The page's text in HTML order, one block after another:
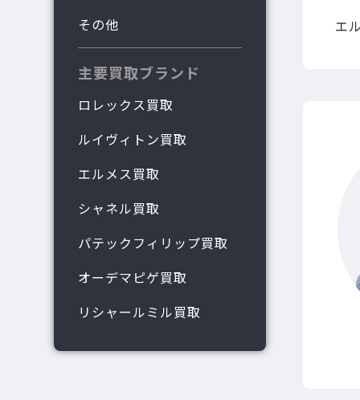
その他
主要買取ブランド
ロレックス買取
ルイヴィトン買取
エルメス買取
シャネル買取
パテックフィリップ買取
オーデマピゲ買取
リシャールミル買取
エ